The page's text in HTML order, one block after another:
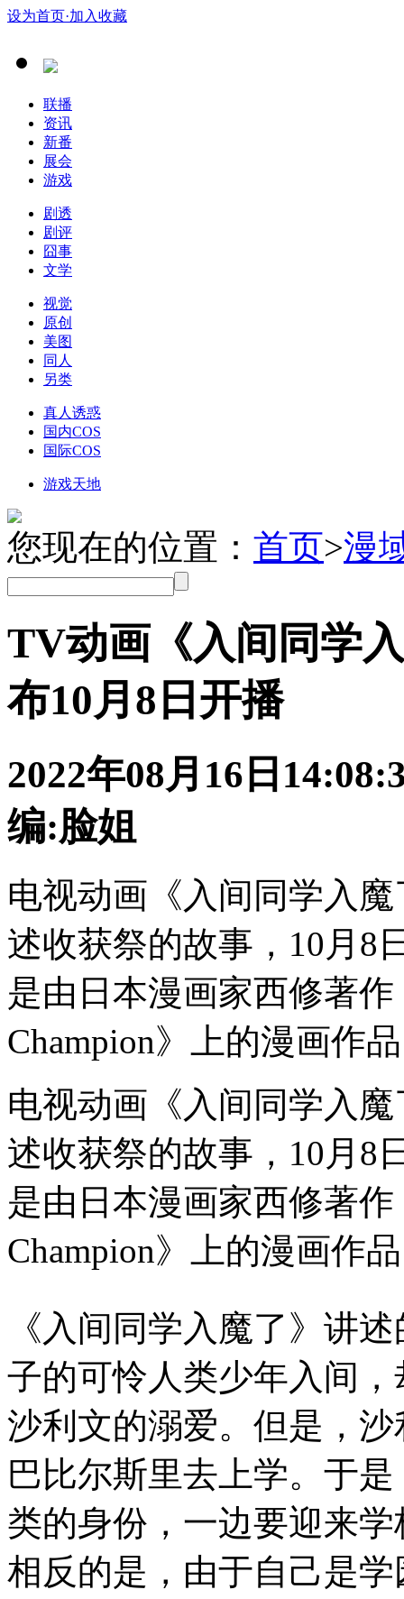
设为首页·加入收藏
联播
资讯
新番
展会
游戏
剧透
剧评
囧事
文学
视觉
原创
美图
同人
另类
真人诱惑
国内COS
国际COS
游戏天地
您现在的位置： 首页>漫
TV动画《入间同学
布10月8日开播
2022年08月16日
编:脸姐
电视动画《入间同学入
述收获祭的故事，10月8
是由日本漫画家西修著
Champion》上的漫画作
电视动画《入间同学入
述收获祭的故事，10月8
是由日本漫画家西修著
Champion》上的漫画作
《入间同学入魔了》讲
子的可怜人类少年入间
沙利文的溺爱。但是，
巴比尔斯里去上学。于
类的身份，一边要迎来
相反的是，由于自己是